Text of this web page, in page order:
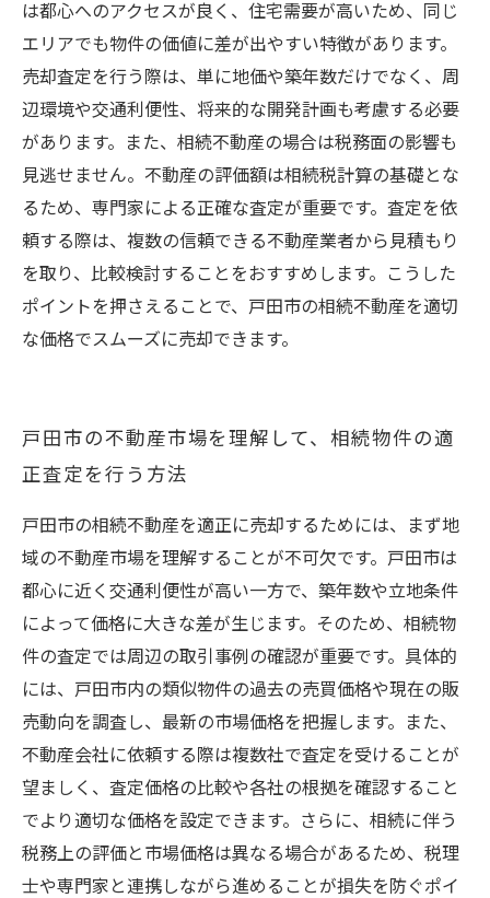
戸田市の相続不動産査定をプロが解説！正しい
価格設定で損を防ごう
は都心へのアクセスが良く、住宅需要が高いため、同じ
エリアでも物件の価値に差が出やすい特徴があります。
売却査定を行う際は、単に地価や築年数だけでなく、周
辺環境や交通利便性、将来的な開発計画も考慮する必要
があります。また、相続不動産の場合は税務面の影響も
見逃せません。不動産の評価額は相続税計算の基礎とな
るため、専門家による正確な査定が重要です。査定を依
頼する際は、複数の信頼できる不動産業者から見積もり
を取り、比較検討することをおすすめします。こうした
ポイントを押さえることで、戸田市の相続不動産を適切
な価格でスムーズに売却できます。
戸田市の不動産市場を理解して、相続物件の適
正査定を行う方法
戸田市の相続不動産を適正に売却するためには、まず地
域の不動産市場を理解することが不可欠です。戸田市は
都心に近く交通利便性が高い一方で、築年数や立地条件
によって価格に大きな差が生じます。そのため、相続物
件の査定では周辺の取引事例の確認が重要です。具体的
には、戸田市内の類似物件の過去の売買価格や現在の販
売動向を調査し、最新の市場価格を把握します。また、
不動産会社に依頼する際は複数社で査定を受けることが
望ましく、査定価格の比較や各社の根拠を確認すること
でより適切な価格を設定できます。さらに、相続に伴う
税務上の評価と市場価格は異なる場合があるため、税理
士や専門家と連携しながら進めることが損失を防ぐポイ